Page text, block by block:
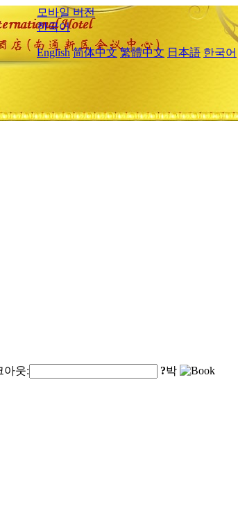
모바일 버전
한국어
English 简体中文 繁體中文 日本語 한국어
아웃: ?박